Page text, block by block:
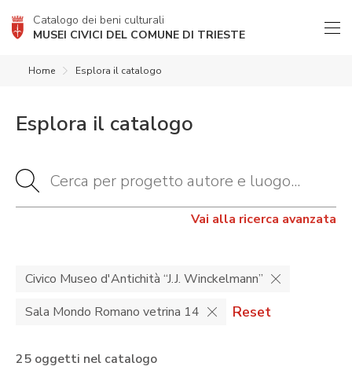
Catalogo dei beni culturali
MUSEI CIVICI DEL COMUNE DI TRIESTE
Home Esplora il catalogo
Esplora il catalogo
Vai alla ricerca avanzata
Civico Museo d'Antichità “J.J. Winckelmann”
Sala Mondo Romano vetrina 14
Reset
25 oggetti nel catalogo